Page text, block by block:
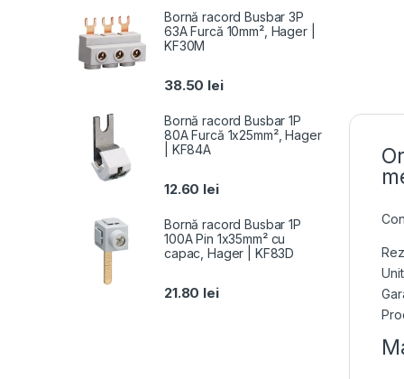
Bornă racord Busbar 3P
63A Furcă 10mm², Hager |
KF30M
38.50 lei
Bornă racord Busbar 1P
80A Furcă 1x25mm², Hager
| KF84A
12.60 lei
Bornă racord Busbar 1P
100A Pin 1x35mm² cu
capac, Hager | KF83D
21.80 lei